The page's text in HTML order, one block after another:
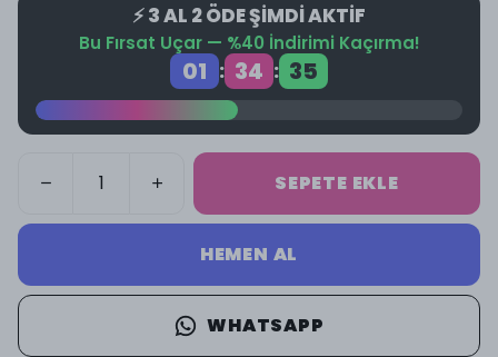
⚡ 3 AL 2 ÖDE ŞİMDİ AKTİF
Bu Fırsat Uçar — %40 İndirimi Kaçırma!
01 : 34 : 34
SEPETE EKLE
HEMEN AL
WHATSAPP